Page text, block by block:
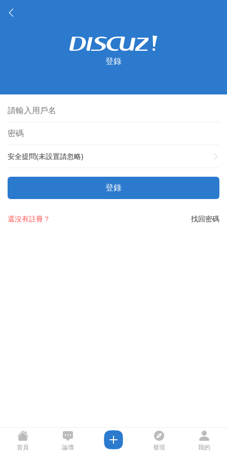
登錄
安全提問(未設置請忽略)
登錄
找回密碼
還沒有註冊？
首頁 論壇 發現 我的